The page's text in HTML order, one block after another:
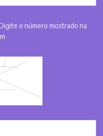
o número mostrado na